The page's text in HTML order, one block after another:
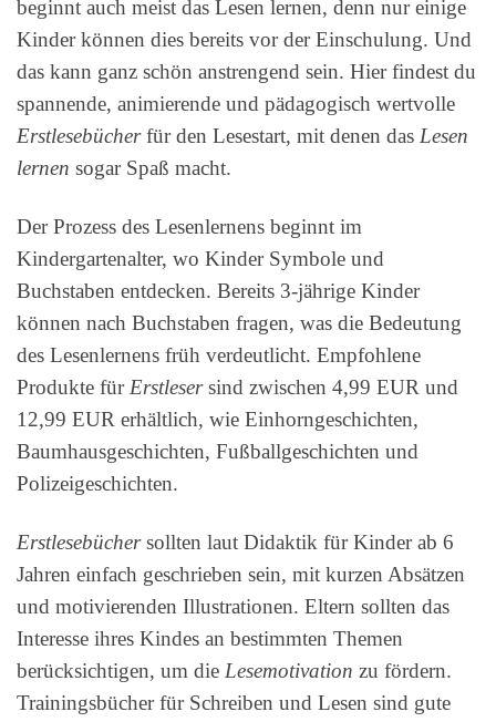
beginnt auch meist das Lesen lernen, denn nur einige
Kinder können dies bereits vor der Einschulung. Und
das kann ganz schön anstrengend sein. Hier findest du
spannende, animierende und pädagogisch wertvolle
Erstlesebücherfür den Lesestart, mit denen das Lesen
lernen sogar Spaß macht.
Der Prozess des Lesenlernens beginnt im
Kindergartenalter, wo Kinder Symbole und
Buchstaben entdecken. Bereits 3-jährige Kinder
können nach Buchstaben fragen, was die Bedeutung
des Lesenlernens früh verdeutlicht. Empfohlene
Produkte fürErstlesersind zwischen 4,99 EUR und
12,99 EUR erhältlich, wie Einhorngeschichten,
Baumhausgeschichten, Fußballgeschichten und
Polizeigeschichten.
Erstlesebüchersollten laut Didaktik für Kinder ab 6
Jahren einfach geschrieben sein, mit kurzen Absätzen
und motivierenden Illustrationen. Eltern sollten das
Interesse ihres Kindes an bestimmten Themen
berücksichtigen, um die Lesemotivation zu fördern.
Trainingsbücher für Schreiben und Lesen sind gute